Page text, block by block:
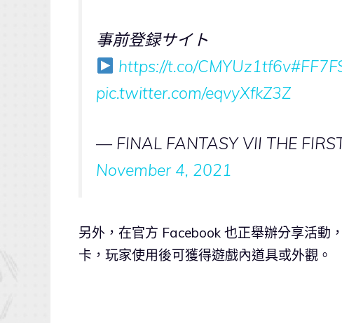
事前登録サイト
https://t.co/CMYUz1tf6v
pic.twitter.com/eqvyXfkZ3Z
— FINAL FANTASY VII THE
November 4, 2021
另外，在官方 Facebook 也正舉辦分享活動
卡，玩家使用後可獲得遊戲內道具或外觀。